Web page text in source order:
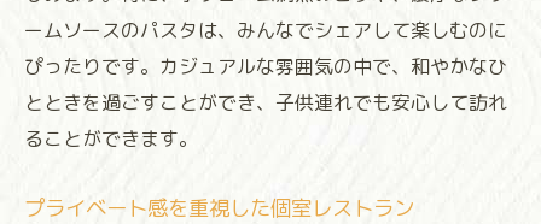
ームソースのパスタは、みんなでシェアして楽しむのに
ぴったりです。カジュアルな雰囲気の中で、和やかなひ
とときを過ごすことができ、子供連れでも安心して訪れ
ることができます。
プライベート感を重視した個室レストラン